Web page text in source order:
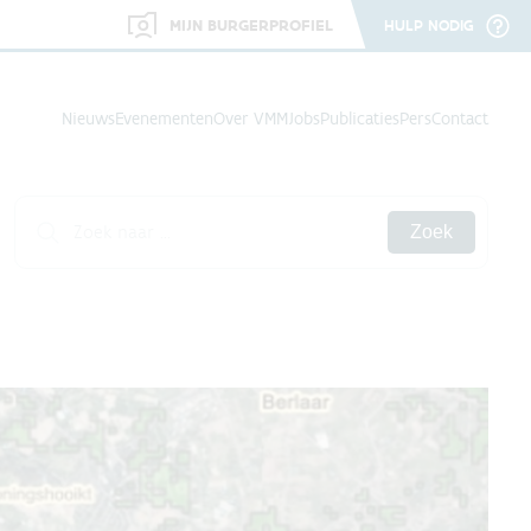
MIJN BURGERPROFIEL HULP NODIG
NieuwsEvenementenOver VMMJobsPublicatiesPersContact
Zoek